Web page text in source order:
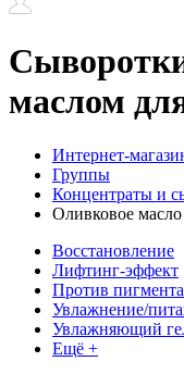
маслом
Интернет-
Группы
Концентраты и
Оливковое масло
Восстановление
Лифтинг-эффект
Против
Увлажнение/
Увлажняющий
Ещё +